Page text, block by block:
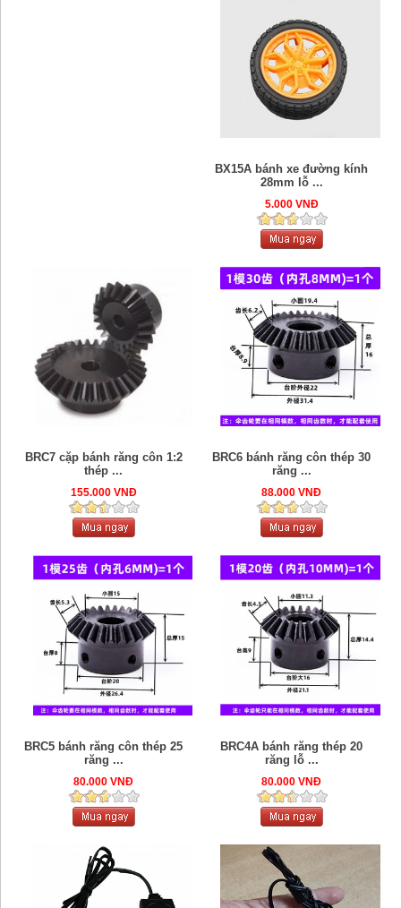
BX15A bánh xe đường kính
28mm lỗ ...
5.000 VNĐ
BRC7 cặp bánh răng côn 1:2
thép ...
155.000 VNĐ
BRC6 bánh răng côn thép 30
răng ...
88.000 VNĐ
BRC5 bánh răng côn thép 25
răng ...
80.000 VNĐ
BRC4A bánh răng thép 20
răng lỗ ...
80.000 VNĐ